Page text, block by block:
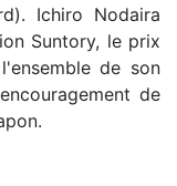
Ichiro Nodaira
Suntory, le prix
de son
de